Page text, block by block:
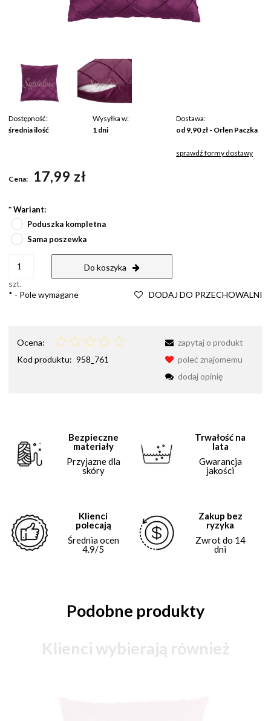
Dostępność:
średnia ilość
Wysyłka w:
1 dni
Dostawa:
od 9,90 zł - Orlen Paczka
sprawdź formy dostawy
Cena: 17,99 zł
*Wariant:
Poduszka kompletna
Sama poszewka
szt.
Do koszyka
DODAJ DO PRZECHOWALNI
* - Pole wymagane
Ocena:
Kod produktu: 958_761
zapytaj o produkt
poleć znajomemu
dodaj opinię
Bezpieczne
materiały
Przyjazne dla
skóry
Trwałość na
lata
Gwarancja
jakości
Klienci
polecają
Średnia ocen
4.9/5
Zakup bez
ryzyka
Zwrot do 14
dni
Podobne produkty
Klienci wybierają również